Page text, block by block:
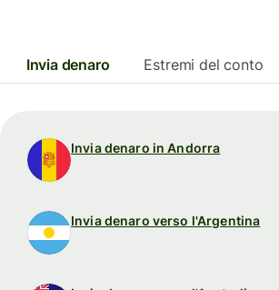
Invia denaro Estremi del conto
Invia denaro in Andorra
Invia denaro verso l'Argentina